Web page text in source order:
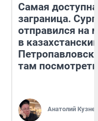
Самая
заграница.
отправился на
в
там посмотреть
Анатолий